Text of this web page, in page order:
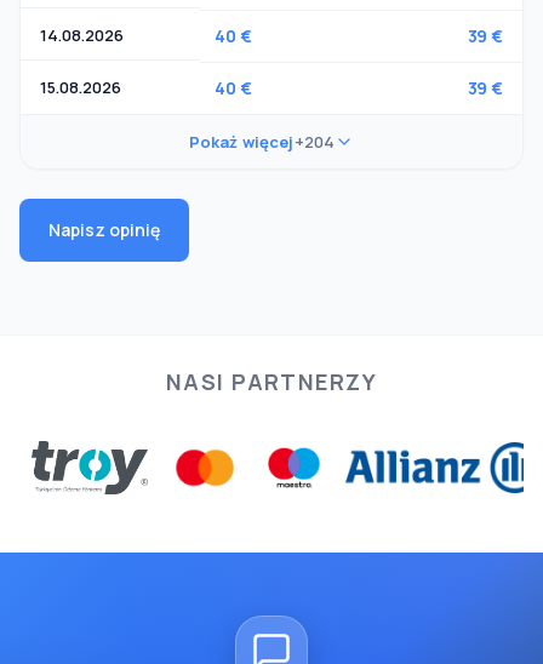
14.08.2026 40 € 39 €
15.08.2026 40 € 39 €
Pokaż więcej+204
Napisz opinię
NASI PARTNERZY